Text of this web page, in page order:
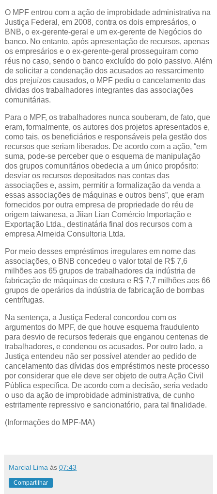
O MPF entrou com a ação de improbidade administrativa na
Justiça Federal, em 2008, contra os dois empresários, o
BNB, o ex-gerente-geral e um ex-gerente de Negócios do
banco. No entanto, após apresentação de recursos, apenas
os empresários e o ex-gerente-geral prosseguiram como
réus no caso, sendo o banco excluído do polo passivo. Além
de solicitar a condenação dos acusados ao ressarcimento
dos prejuízos causados, o MPF pediu o cancelamento das
dívidas dos trabalhadores integrantes das associações
comunitárias.
Para o MPF, os trabalhadores nunca souberam, de fato, que
eram, formalmente, os autores dos projetos apresentados e,
como tais, os beneficiários e responsáveis pela gestão dos
recursos que seriam liberados. De acordo com a ação, “em
suma, pode-se perceber que o esquema de manipulação
dos grupos comunitários obedecia a um único propósito:
desviar os recursos depositados nas contas das
associações e, assim, permitir a formalização da venda a
essas associações de máquinas e outros bens”, que eram
fornecidos por outra empresa de propriedade do réu de
origem taiwanesa, a Jiian Lian Comércio Importação e
Exportação Ltda., destinatária final dos recursos com a
empresa Almeida Consultoria Ltda.
Por meio desses empréstimos irregulares em nome das
associações, o BNB concedeu o valor total de R$ 7,6
milhões aos 65 grupos de trabalhadores da indústria de
fabricação de máquinas de costura e R$ 7,7 milhões aos 66
grupos de operários da indústria de fabricação de bombas
centrífugas.
Na sentença, a Justiça Federal concordou com os
argumentos do MPF, de que houve esquema fraudulento
para desvio de recursos federais que enganou centenas de
trabalhadores, e condenou os acusados. Por outro lado, a
Justiça entendeu não ser possível atender ao pedido de
cancelamento das dívidas dos empréstimos neste processo
por considerar que ele deve ser objeto de outra Ação Civil
Pública específica. De acordo com a decisão, seria vedado
o uso da ação de improbidade administrativa, de cunho
estritamente repressivo e sancionatório, para tal finalidade.
(Informações do MPF-MA)
Marcial Lima às 07:43
Compartilhar